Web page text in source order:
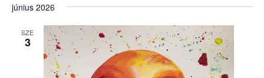
június 2026
SZE
3